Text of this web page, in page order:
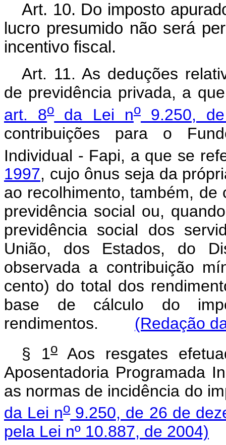
Art. 10. Do imposto
lucro presumido não será
incentivo fiscal.
Art. 11. As deduções
de previdência privada, a
art. 8oda Lei no9.250, de
contribuições para o
Individual - Fapi, a que se
1997, cujo ônus seja da
ao recolhimento, também,
previdência social ou,
previdência social dos
União, dos Estados, do
observada a contribuição
cento) do total dos
base de cálculo do
rendimentos. (Redação
§ 1oAos resgates
Aposentadoria Programada
as normas de incidência do
da Lei no9.250, de 26 de
pela Lei nº 10.887, de 2004)